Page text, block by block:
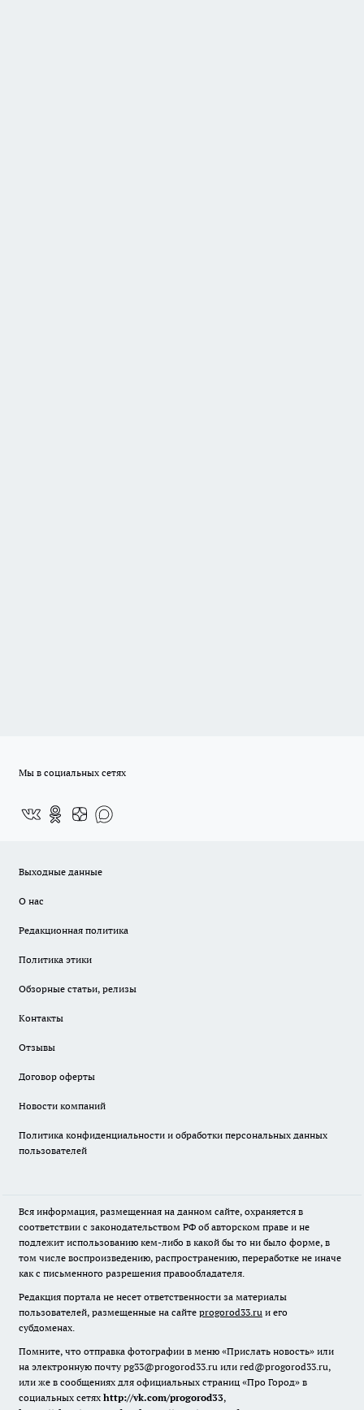
Мы в социальных сетях
Выходные данные
О нас
Редакционная политика
Политика этики
Обзорные статьи, релизы
Контакты
Отзывы
Договор оферты
Новости компаний
Политика конфиденциальности и обработки персональных данных
пользователей
Вся информация, размещенная на данном сайте, охраняется в
соответствии с законодательством РФ об авторском праве и не
подлежит использованию кем-либо в какой бы то ни было форме, в
том числе воспроизведению, распространению, переработке не иначе
как с письменного разрешения правообладателя.
Редакция портала не несет ответственности за материалы
пользователей, размещенные на сайте progorod33.ru и его
субдоменах.
Помните, что отправка фотографии в меню «Прислать новость» или
на электронную почту pg33@progorod33.ru или red@progorod33.ru,
или же в сообщениях для официальных страниц «Про Город» в
социальных сетях http://vk.com/progorod33,